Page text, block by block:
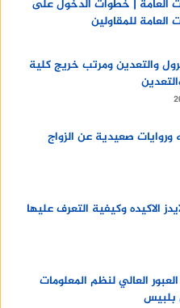
العامة | خطوات الدخول على
العامة للمقاولين
والتعدين ومرتب خريج كلية
وروايات صعيدية عن الزواج
الاكيده وكيفية التعرف عليها
العالي لنظم المعلومات
بلبيس